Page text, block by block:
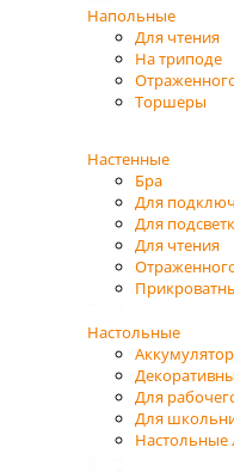
Напольные
Для чтения
На триподе
Торшеры
Настенные
Бра
Для
Для
Для чтения
Настольные
Для
Для